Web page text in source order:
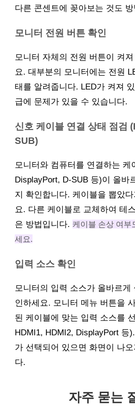
다른 콘센트에 꽂아보는 것도
모니터 전원 버튼 확인
모니터 자체의 전원 버튼이 켜
요. 대부분의 모니터에는 전원
태를 알려줍니다. LED가 켜져
급에 문제가 있을 수 있습니다.
신호 케이블 연결 상태 점검
SUB)
모니터와 컴퓨터를 연결하는 케
DisplayPort, D-SUB 등)이 올바
지 확인합니다. 케이블을 뽑았
요. 다른 케이블로 교체하여 테
은 방법입니다. 케이블 손상 여부
세요.
입력 소스 확인
모니터의 입력 소스가 올바르게
인하세요. 모니터 메뉴 버튼을
된 케이블에 맞는 입력 소스를
HDMI1, HDMI2, DisplayPort 등
가 선택되어 있으면 화면이 나
다.
자주 묻는